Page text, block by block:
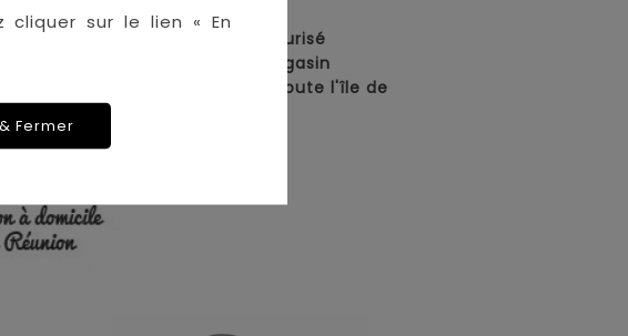
cliquer sur le lien « En
Fermer
• Paiement sécurisé
• Retrait en magasin
• Livraison sur toute l'île de